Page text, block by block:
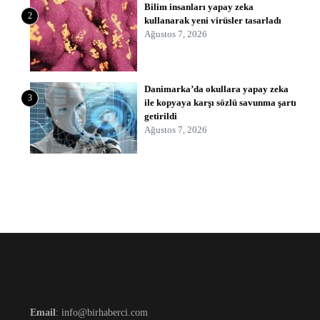
2
Bilim insanları yapay zeka
kullanarak yeni virüsler tasarladı
Ağustos 7, 2026
3
Danimarka’da okullara yapay zeka
ile kopyaya karşı sözlü savunma şartı
getirildi
Ağustos 7, 2026
Email: info@birhaberci.com